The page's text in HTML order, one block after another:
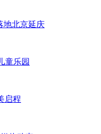
地北京延庆
童乐园
启程